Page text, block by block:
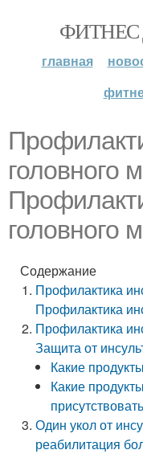
ФИТНЕС
главная
головного
головного
Содержание
Профилактика
Профилактика
Профилактика
Защита от
Какие
Какие
Один укол от
реабилитация